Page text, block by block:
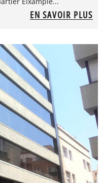
EN SAVOIR PLUS